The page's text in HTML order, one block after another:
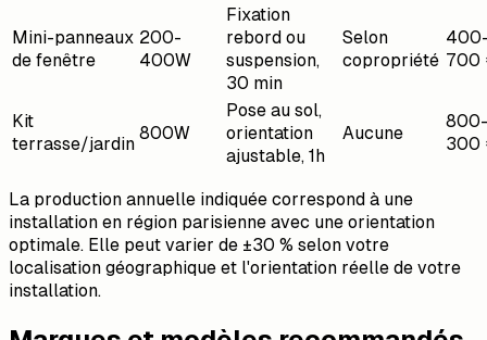
Mini-panneaux
de fenêtre
200-
400W
Fixation
rebord ou
suspension,
30 min
Selon
copropriété 700
Kit
terrasse/jardin
800W
Pose au sol,
orientation
ajustable, 1h
Aucune
300
La production annuelle indiquée correspond à une
installation en région parisienne avec une orientation
optimale. Elle peut varier de ±30 % selon votre
localisation géographique et l'orientation réelle de votre
installation.